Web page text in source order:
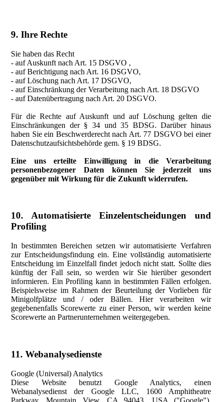
9. Ihre Rechte
Sie haben das Recht
- auf Auskunft nach Art. 15 DSGVO ,
- auf Berichtigung nach Art. 16 DSGVO,
- auf Löschung nach Art. 17 DSGVO,
- auf Einschränkung der Verarbeitung nach Art. 18 DSGVO
- auf Datenübertragung nach Art. 20 DSGVO.
Für die Rechte auf Auskunft und auf Löschung gelten die
Einschränkungen der § 34 und 35 BDSG. Darüber hinaus
haben Sie ein Beschwerderecht nach Art. 77 DSGVO bei einer
Datenschutzaufsichtsbehörde gem. § 19 BDSG.
Eine uns erteilte Einwilligung in die Verarbeitung
personenbezogener Daten können Sie jederzeit uns
gegenüber mit Wirkung für die Zukunft widerrufen.
10. Automatisierte Einzelentscheidungen und
Profiling
In bestimmten Bereichen setzen wir automatisierte Verfahren
zur Entscheidungsfindung ein. Eine vollständig automatisierte
Entscheidung im Einzelfall findet jedoch nicht statt. Sollte dies
künftig der Fall sein, so werden wir Sie hierüber gesondert
informieren. Ein Profiling kann in bestimmten Fällen erfolgen.
Beispielsweise im Rahmen der Beurteilung der Vorlieben für
Minigolfplätze und / oder Bällen. Hier verarbeiten wir
gegebenenfalls Scorewerte zu einer Person, wir werden keine
Scorewerte an Partnerunternehmen weitergegeben.
11. Webanalysedienste
Google (Universal) Analytics
Diese Website benutzt Google Analytics, einen
Webanalysedienst der Google LLC, 1600 Amphitheatre
Parkway, Mountain View, CA 94043, USA ("Google").